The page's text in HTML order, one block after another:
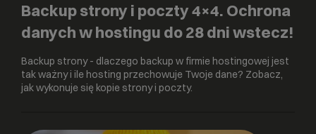
Backup strony i poczty 4×4. Ochrona
danych w hostingu do 28 dni wstecz!
Backup strony - dlaczego backup w firmie hostingowej jest
tak ważny i ile hosting przechowuje Twoje dane? Zobacz,
jak wykonuje się kopie strony i poczty.